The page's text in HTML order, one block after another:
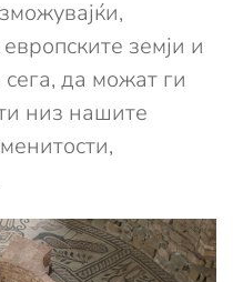
земји и
сега, да можат ги
низ нашите